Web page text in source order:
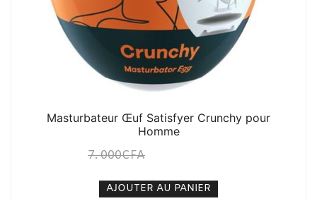
Masturbateur Œuf Satisfyer Crunchy pour
Homme
7. 000CFA
AJOUTER AU PANIER